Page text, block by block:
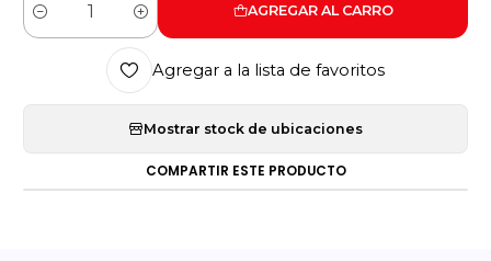
Cantidad
AGREGAR AL CARRO
Agregar a la lista de favoritos
Mostrar stock de ubicaciones
COMPARTIR ESTE PRODUCTO